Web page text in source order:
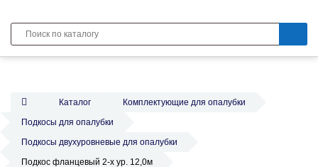
Каталог
Комплектующие для опалубки
Подкосы для опалубки
Подкосы двухуровневые для опалубки
Подкос фланцевый 2-х ур. 12,0м